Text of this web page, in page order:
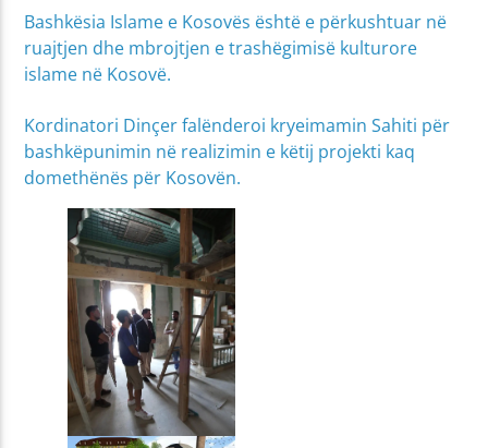
Bashkësia Islame e Kosovës është e përkushtuar në
ruajtjen dhe mbrojtjen e trashëgimisë kulturore
islame në Kosovë.
Kordinatori Dinçer falënderoi kryeimamin Sahiti për
bashkëpunimin në realizimin e këtij projekti kaq
domethënës për Kosovën.